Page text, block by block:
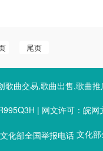
尾页
歌曲交易,歌曲出售,歌曲
| 网文许可：皖
文化